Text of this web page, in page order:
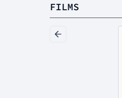
FILMS